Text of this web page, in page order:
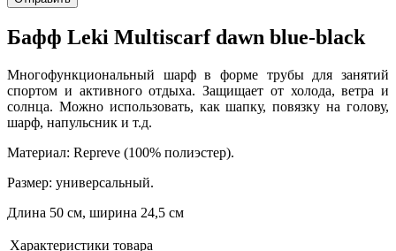
Бафф Leki Multiscarf dawn blue-black
Многофункциональный шарф в форме трубы для занятий
спортом и активного отдыха. Защищает от холода, ветра и
солнца. Можно использовать, как шапку, повязку на голову,
шарф, напульсник и т.д.
Материал: Repreve (100% полиэстер).
Размер: универсальный.
Длина 50 см, ширина 24,5 см
Характеристики товара